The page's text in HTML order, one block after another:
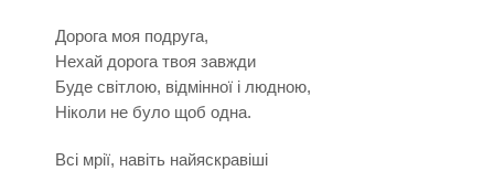
Дорога моя подруга,
Нехай дорога твоя завжди
Буде світлою, відмінної і людною,
Ніколи не було щоб одна.
Всі мрії, навіть найяскравіші